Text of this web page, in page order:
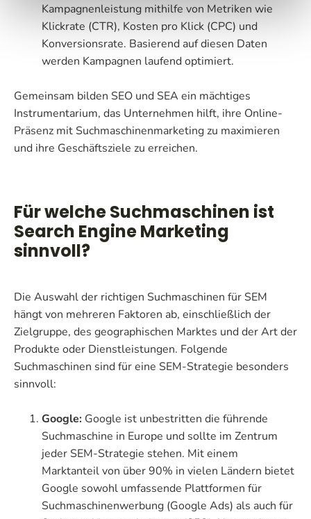
Kampagnenleistung mithilfe von Metriken wie
Klickrate (CTR), Kosten pro Klick (CPC) und
Konversionsrate. Basierend auf diesen Daten
werden Kampagnen laufend optimiert.
Gemeinsam bilden SEO und SEA ein mächtiges
Instrumentarium, das Unternehmen hilft, ihre Online-
Präsenz mit Suchmaschinenmarketing zu maximieren
und ihre Geschäftsziele zu erreichen.
Für welche Suchmaschinen ist
Search Engine Marketing
sinnvoll?
Die Auswahl der richtigen Suchmaschinen für SEM
hängt von mehreren Faktoren ab, einschließlich der
Zielgruppe, des geographischen Marktes und der Art der
Produkte oder Dienstleistungen. Folgende
Suchmaschinen sind für eine SEM-Strategie besonders
sinnvoll:
Google: Google ist unbestritten die führende
Suchmaschine in Europe und sollte im Zentrum
jeder SEM-Strategie stehen. Mit einem
Marktanteil von über 90% in vielen Ländern bietet
Google sowohl umfassende Plattformen für
Suchmaschinenwerbung (Google Ads) als auch für